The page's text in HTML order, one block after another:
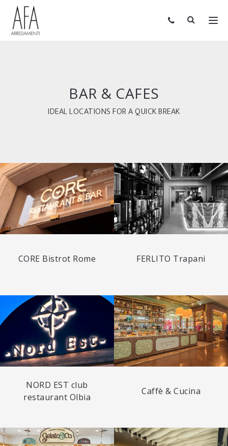
BAR & CAFES
IDEAL LOCATIONS FOR A QUICK BREAK
CORE Bistrot Rome FERLITO Trapani
NORD EST club
restaurant Olbia
Caffè & Cucina